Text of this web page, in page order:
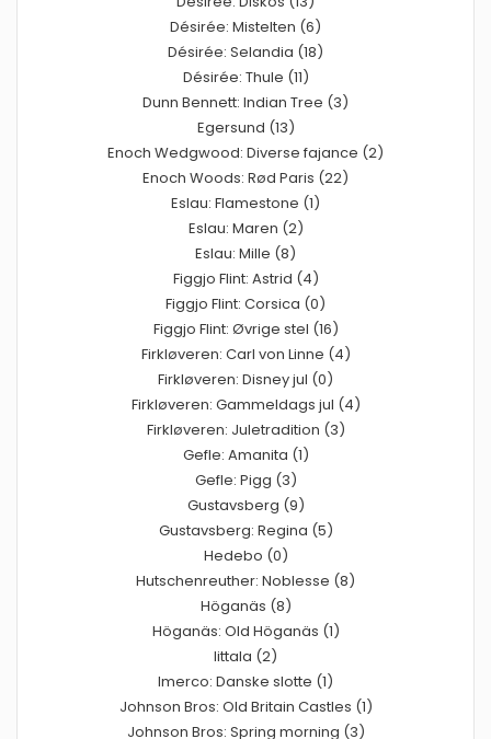
Désirée: Mistelten (6)
Désirée: Selandia (18)
Désirée: Thule (11)
Dunn Bennett: Indian Tree (3)
Egersund (13)
Enoch Wedgwood: Diverse fajance (2)
Enoch Woods: Rød Paris (22)
Eslau: Flamestone (1)
Eslau: Maren (2)
Eslau: Mille (8)
Figgjo Flint: Astrid (4)
Figgjo Flint: Corsica (0)
Figgjo Flint: Øvrige stel (16)
Firkløveren: Carl von Linne (4)
Firkløveren: Disney jul (0)
Firkløveren: Gammeldags jul (4)
Firkløveren: Juletradition (3)
Gefle: Amanita (1)
Gefle: Pigg (3)
Gustavsberg (9)
Gustavsberg: Regina (5)
Hedebo (0)
Hutschenreuther: Noblesse (8)
Höganäs (8)
Höganäs: Old Höganäs (1)
Iittala (2)
Imerco: Danske slotte (1)
Johnson Bros: Old Britain Castles (1)
Johnson Bros: Spring morning (3)